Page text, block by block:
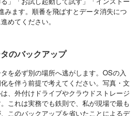
みます。順番を飛ばすとデータ消失につ
めてください。
のバックアップ
を必ず別の場所へ逃がします。OSの入
を伴う前提で考えてください。写真・文
、外付けドライブやクラウドストレージ
これは実務でも鉄則で、私が現場で最も
このバックアップを省いたことによるデ